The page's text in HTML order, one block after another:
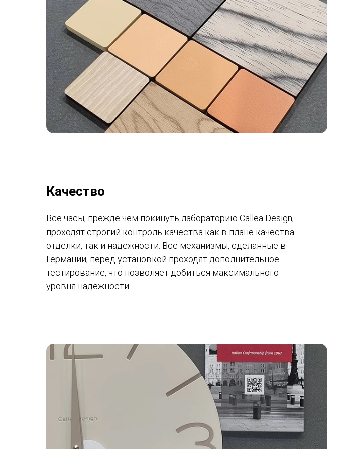
Качество
Все часы, прежде чем покинуть лабораторию Callea Design,
проходят строгий контроль качества как в плане качества
отделки, так и надежности. Все механизмы, сделанные в
Германии, перед установкой проходят дополнительное
тестирование, что позволяет добиться максимального
уровня надежности.